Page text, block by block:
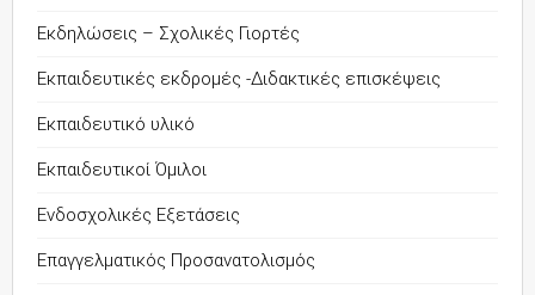
Εκδηλώσεις – Σχολικές Γιορτές
Εκπαιδευτικές εκδρομές -Διδακτικές επισκέψεις
Εκπαιδευτικό υλικό
Εκπαιδευτικοί Όμιλοι
Ενδοσχολικές Εξετάσεις
Επαγγελματικός Προσανατολισμός